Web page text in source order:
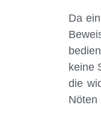
Da
keine
die
Nöten